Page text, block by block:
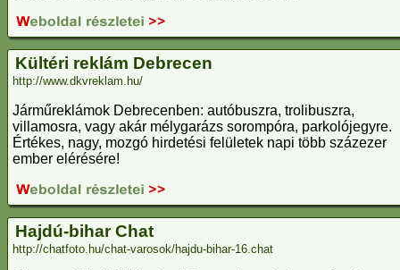
Kültéri reklám Debrecen
http://www.dkvreklam.hu/
Járműreklámok Debrecenben: autóbuszra, trolibuszra,
villamosra, vagy akár mélygarázs sorompóra, parkolójegyre.
Értékes, nagy, mozgó hirdetési felületek napi több százezer
ember elérésére!
Hajdú-bihar Chat
http://chatfoto.hu/chat-varosok/hajdu-bihar-16.chat